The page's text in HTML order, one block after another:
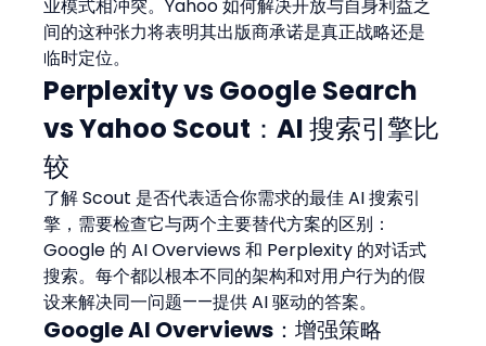
业模式相冲突。Yahoo 如何解决开放与自身利益之
间的这种张力将表明其出版商承诺是真正战略还是
临时定位。
Perplexity vs Google Search
vs Yahoo Scout：AI 搜索引擎比
较
了解 Scout 是否代表适合你需求的最佳 AI 搜索引
擎，需要检查它与两个主要替代方案的区别：
Google 的 AI Overviews 和 Perplexity 的对话式
搜索。每个都以根本不同的架构和对用户行为的假
设来解决同一问题——提供 AI 驱动的答案。
Google AI Overviews：增强策略